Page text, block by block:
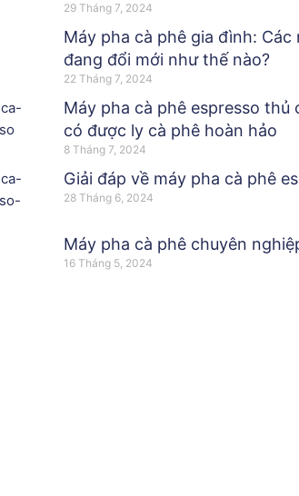
29 Tháng 7, 2024
Máy pha cà phê gia đình: Các
đang đổi mới như thế nào?
22 Tháng 7, 2024
Máy pha cà phê espresso thủ
có được ly cà phê hoàn hảo
8 Tháng 7, 2024
Giải đáp về máy pha cà phê
28 Tháng 6, 2024
Máy pha cà phê chuyên
16 Tháng 5, 2024